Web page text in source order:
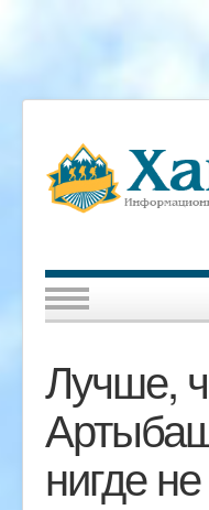
Лучше,
нигде